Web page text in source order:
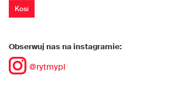
Kosi
Obserwuj nas na instagramie:
@rytmypl